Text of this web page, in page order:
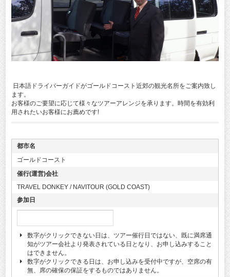
日本語ドライバーガイドがゴールドコースト近郊の観光名所をご案内致し
ます。
お客様のご要望に応じて様々なツアーアレンジを承ります。時間を有効利
用されたいお客様にお薦めです!
都市名
ゴールドコースト
催行(運営)会社
TRAVEL DONKEY / NAVITOUR (GOLD COAST)
参加日
数字がクリックできない日は、ツアー催行日ではない、既に満席通
知がツアー会社より発表されている日となり、お申し込みすること
はできません。
数字がクリックできる日は、お申し込みを受付中ですが、空席の有
無、席の確保の保証をするものではありません。